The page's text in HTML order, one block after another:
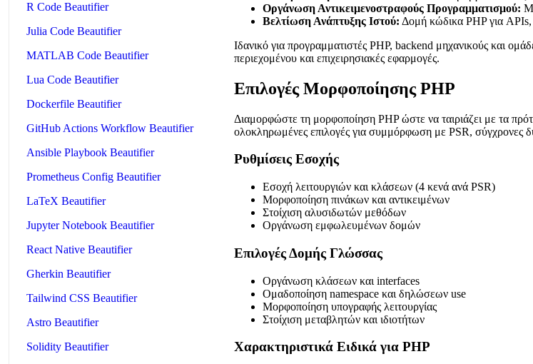
R Code Beautifier
Julia Code Beautifier
MATLAB Code Beautifier
Lua Code Beautifier
Dockerfile Beautifier
GitHub Actions Workflow Beautifier
Ansible Playbook Beautifier
Prometheus Config Beautifier
LaTeX Beautifier
Jupyter Notebook Beautifier
React Native Beautifier
Gherkin Beautifier
Tailwind CSS Beautifier
Astro Beautifier
Solidity Beautifier
Οργάνωση Αντικειμενοστραφούς Προγραμματισμού:
Βελτίωση Ανάπτυξης Ιστού: Δομή κώδικα PHP για
Ιδανικό για προγραμματιστές PHP, backend μηχανικούς και
περιεχομένου και επιχειρησιακές εφαρμογές.
Επιλογές Μορφοποίησης PHP
Διαμορφώστε τη μορφοποίηση PHP ώστε να ταιριάζει με τα
ολοκληρωμένες επιλογές για συμμόρφωση με PSR, σύγχρονες
Ρυθμίσεις Εσοχής
Εσοχή λειτουργιών και κλάσεων (4 κενά ανά PSR)
Μορφοποίηση πινάκων και αντικειμένων
Στοίχιση αλυσιδωτών μεθόδων
Οργάνωση εμφωλευμένων δομών
Επιλογές Δομής Γλώσσας
Οργάνωση κλάσεων και interfaces
Ομαδοποίηση namespace και δηλώσεων use
Μορφοποίηση υπογραφής λειτουργίας
Στοίχιση μεταβλητών και ιδιοτήτων
Χαρακτηριστικά Ειδικά για PHP